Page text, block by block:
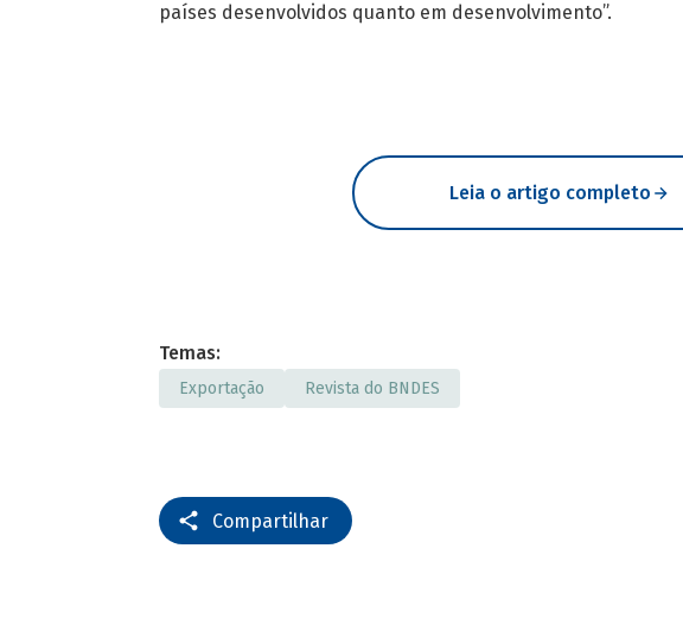
países desenvolvidos quanto em desenvolvimento”.
Leia o artigo completo
Temas:
Exportação Revista do BNDES
Compartilhar